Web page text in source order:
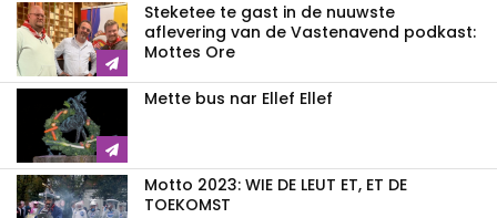
Steketee te gast in de nuuwste
aflevering van de Vastenavend podkast:
Mottes Ore
Mette bus nar Ellef Ellef
Motto 2023: WIE DE LEUT ET, ET DE
TOEKOMST